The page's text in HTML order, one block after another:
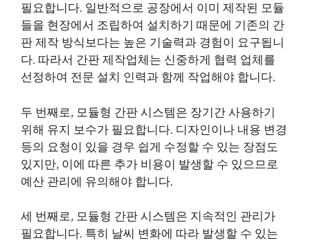
필요합니다. 일반적으로 공장에서 이미 제작된 모듈
들을 현장에서 조립하여 설치하기 때문에 기존의 간
판 제작 방식보다는 높은 기술력과 경험이 요구됩니
다. 따라서 간판 제작업체는 신중하게 협력 업체를
선정하여 전문 설치 인력과 함께 작업해야 합니다.
두 번째로, 모듈형 간판 시스템은 장기간 사용하기
위해 유지 보수가 필요합니다. 디자인이나 내용 변경
등의 요청이 있을 경우 쉽게 수정할 수 있는 장점도
있지만, 이에 따른 추가 비용이 발생할 수 있으므로
예산 관리에 유의해야 합니다.
세 번째로, 모듈형 간판 시스템은 지속적인 관리가
필요합니다. 특히 날씨 변화에 따라 발생할 수 있는